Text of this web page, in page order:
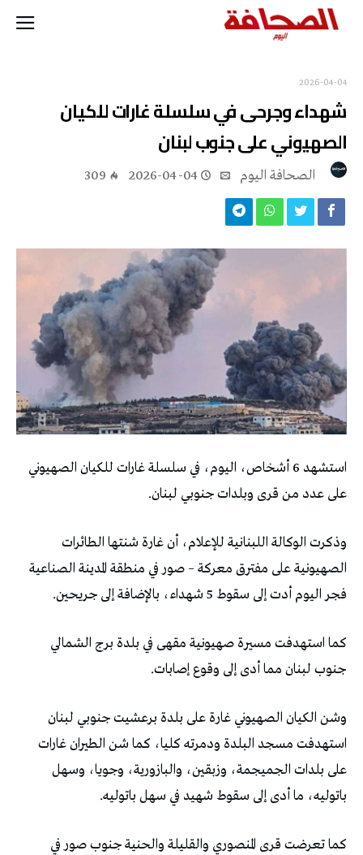
2026-04-04
شهداء وجرحى في سلسلة غارات للكيان
الصهيوني على جنوب لبنان
2026-04-04
309
استشهد 6 أشخاص، اليوم، في سلسلة غارات للكيان الصهيوني
على عدد من قرى وبلدات جنوبي لبنان.
وذكرت الوكالة اللبنانية للإعلام، أن غارة شنتها الطائرات
الصهيونية على مفترق معركة – صور في منطقة المدينة الصناعية
فجر اليوم أدت إلى سقوط 5 شهداء، بالإضافة إلى جريحين.
كما استهدفت مسيرة صهيونية مقهى في بلدة برج الشمالي
جنوب لبنان مما أدى إلى وقوع إصابات.
وشن الكيان الصهيوني غارة على بلدة برعشيت جنوبي لبنان
استهدفت مسجد البلدة ودمرته كليا، كما شن الطيران غارات
على بلدات الجميجمة، وزبقين، والبازورية، وجويا، وسهل
باتوليه، ما أدى إلى سقوط شهيد في سهل باتوليه.
كما تعرضت قرى المنصوري والقليلة والحنية جنوب صور في